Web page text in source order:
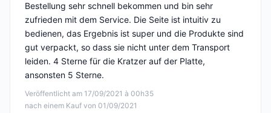
Veröffentlicht am 17/09/2021 à 00h35
nach einem Kauf von 01/09/2021
Bestellung sehr schnell bekommen und bin sehr
zufrieden mit dem Service. Die Seite ist intuitiv zu
bedienen, das Ergebnis ist super und die Produkte sind
gut verpackt, so dass sie nicht unter dem Transport
leiden. 4 Sterne für die Kratzer auf der Platte,
ansonsten 5 Sterne.